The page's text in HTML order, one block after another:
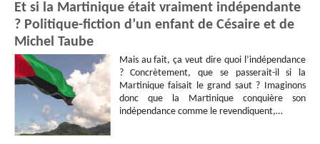
Et si la Martinique était vraiment indépendante
? Politique-fiction d’un enfant de Césaire et de
Michel Taube
Mais au fait, ça veut dire quoi l’indépendance
? Concrètement, que se passerait-il si la
Martinique faisait le grand saut ? Imaginons
donc que la Martinique conquière son
indépendance comme le revendiquent,…